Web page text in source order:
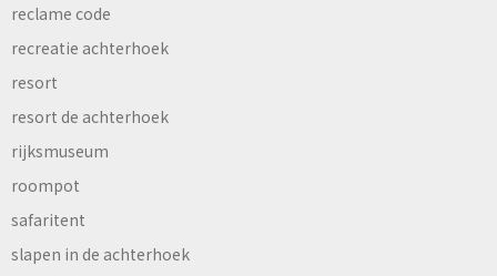
reclame code
recreatie achterhoek
resort
resort de achterhoek
rijksmuseum
roompot
safaritent
slapen in de achterhoek